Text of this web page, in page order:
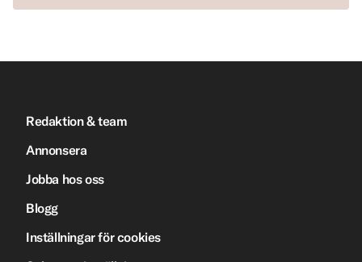
Redaktion & team
Annonsera
Jobba hos oss
Blogg
Inställningar för cookies